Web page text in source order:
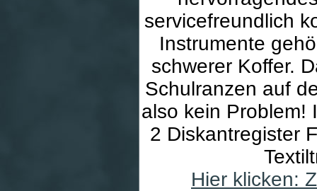
servicefreundlich
Instrumente
schwerer Koffer.
Schulranzen auf
also kein Problem!
2 Diskantregister
Hier klicken: